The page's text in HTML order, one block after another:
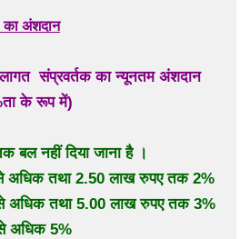
का अंशदान
संप्रवर्तक का न्यूनतम अंशदान
के रूप में)
नहीं दिया जाना है ।
तथा 2.50 लाख रुपए तक 2%
तथा 5.00 लाख रुपए तक 3%
अधिक 5%